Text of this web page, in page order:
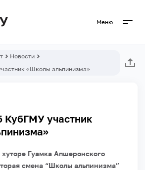
Меню
Новости
«Школы альпинизма»
КубГМУ участник
Гуамка Апшеронского
смена “Школы альпинизма”